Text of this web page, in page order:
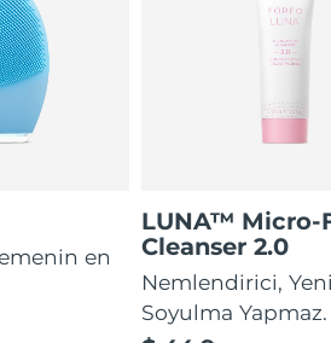
en
LUNA™ Micro-
Cleanser 2.0
Nemlendirici,
Soyulma Yapmaz.